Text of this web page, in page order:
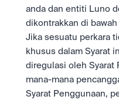
Syarat jelas. Kawal
Sokongan 24/7.
anda dan entiti Luno
dikontrakkan di
Jika sesuatu perkara
khusus dalam Syarat
diregulasi oleh Syarat
mana-mana
Syarat Penggunaan,